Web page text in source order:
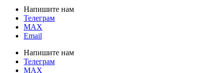
Напишите нам
Телеграм
MAX
Email
Напишите нам
Телеграм
MAX